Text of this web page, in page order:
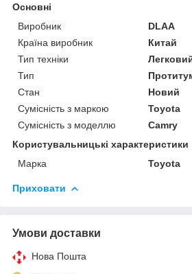
Основні
Виробник
DLAA
Країна виробник
Китай
Тип техніки
Тип
Стан
Новий
Сумісність з маркою
Toyota
Сумісність з моделлю
Camry
Користувальницькі характеристики
Марка
Toyota
Приховати
Умови доставки
Нова Пошта